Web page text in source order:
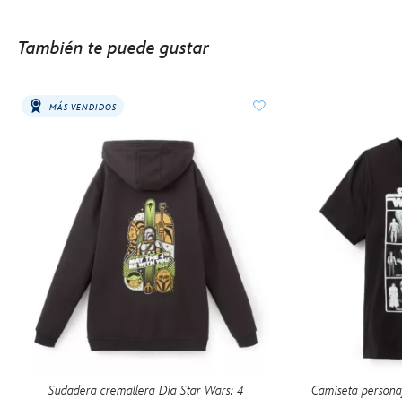
4th-
5205053770002M.html
http://schema.org/InStock
También te puede gustar
MÁS VENDIDOS
Sudadera cremallera Día Star Wars: 4
Camiseta